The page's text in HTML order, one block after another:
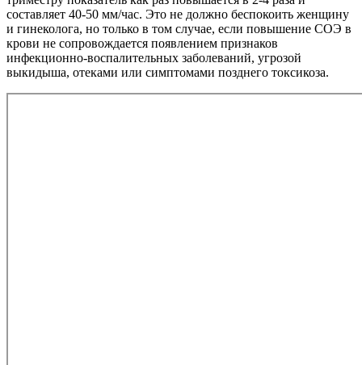
составляет 40-50 мм/час. Это не должно беспокоить женщину
и гинеколога, но только в том случае, если повышение СОЭ в
крови не сопровождается появлением признаков
инфекционно-воспалительных заболеваний, угрозой
выкидыша, отеками или симптомами позднего токсикоза.